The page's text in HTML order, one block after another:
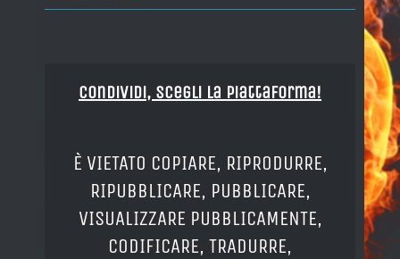
Condividi, Scegli la piattaforma!
È VIETATO COPIARE, RIPRODURRE,
RIPUBBLICARE, PUBBLICARE,
VISUALIZZARE PUBBLICAMENTE,
CODIFICARE, TRADURRE,